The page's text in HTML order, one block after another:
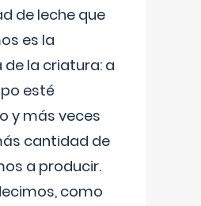
de leche que
es la
la criatura: a
esté
y más veces
cantidad de
a producir.
como